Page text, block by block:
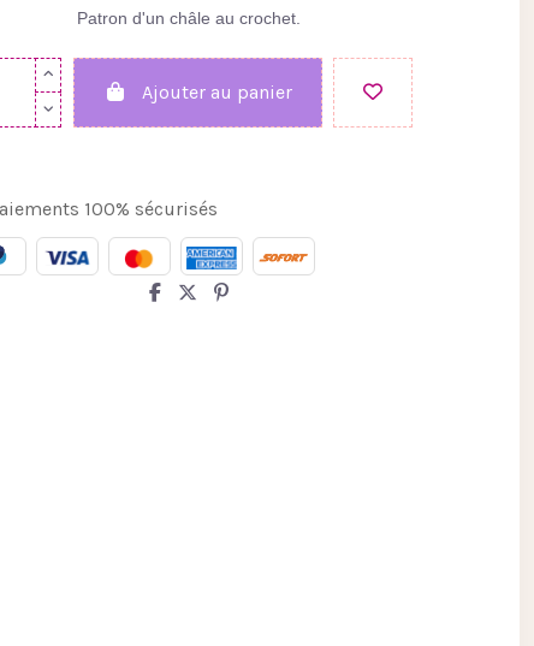
Patron d'un châle au crochet.
Ajouter au panier
100% sécurisés